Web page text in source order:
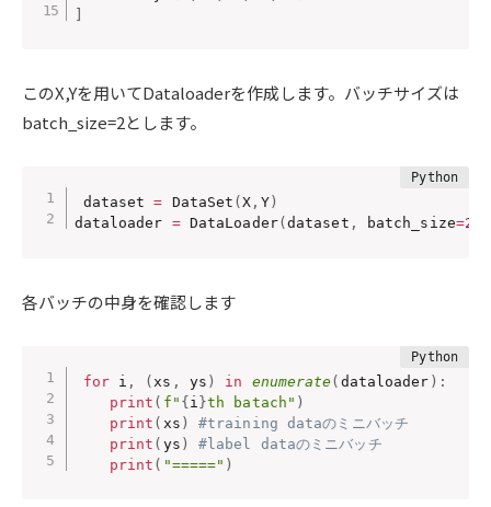
]
このX,Yを用いてDataloaderを作成します。バッチサイズは
batch_size=2とします。
dataset = DataSet (X , Y)
dataloader = DataLoader( dataset , batch_size=2
各バッチの中身を確認します
for i , ( xs , ys ) in enumerate( dataloader ) :
print ( f" {i }th batach" )
print ( xs )
#training dataのミニバッチ
print ( ys )
#label dataのミニバッチ
print ( "=====" )